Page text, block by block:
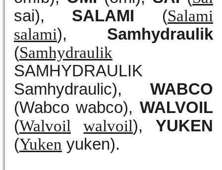
sai), SALAMI (Salami
salami), Samhydraulik
(Samhydraulik
SAMHYDRAULIK
Samhydraulic), WABCO
(Wabco wabco), WALVOIL
(Walvoil walvoil),YUKEN
(Yuken yuken).